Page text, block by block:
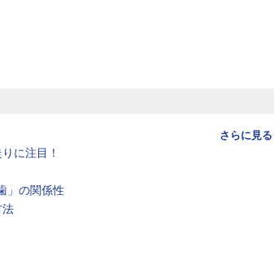
さらに見る
に注目！
」の関係性
法